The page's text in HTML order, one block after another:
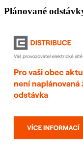
Plánované